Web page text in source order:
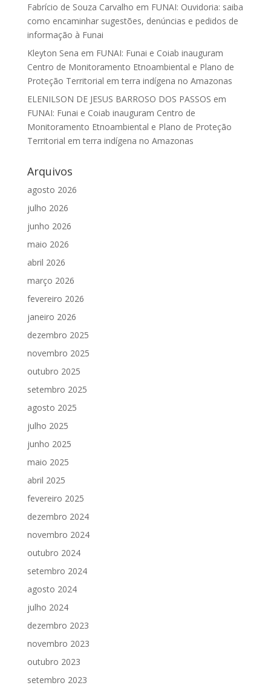
Fabrício de Souza Carvalho em FUNAI: Ouvidoria: saiba
como encaminhar sugestões, denúncias e pedidos de
informação à Funai
Kleyton Sena em FUNAI: Funai e Coiab inauguram
Centro de Monitoramento Etnoambiental e Plano de
Proteção Territorial em terra indígena no Amazonas
ELENILSON DE JESUS BARROSO DOS PASSOS em
FUNAI: Funai e Coiab inauguram Centro de
Monitoramento Etnoambiental e Plano de Proteção
Territorial em terra indígena no Amazonas
Arquivos
agosto 2026
julho 2026
junho 2026
maio 2026
abril 2026
março 2026
fevereiro 2026
janeiro 2026
dezembro 2025
novembro 2025
outubro 2025
setembro 2025
agosto 2025
julho 2025
junho 2025
maio 2025
abril 2025
fevereiro 2025
dezembro 2024
novembro 2024
outubro 2024
setembro 2024
agosto 2024
julho 2024
dezembro 2023
novembro 2023
outubro 2023
setembro 2023